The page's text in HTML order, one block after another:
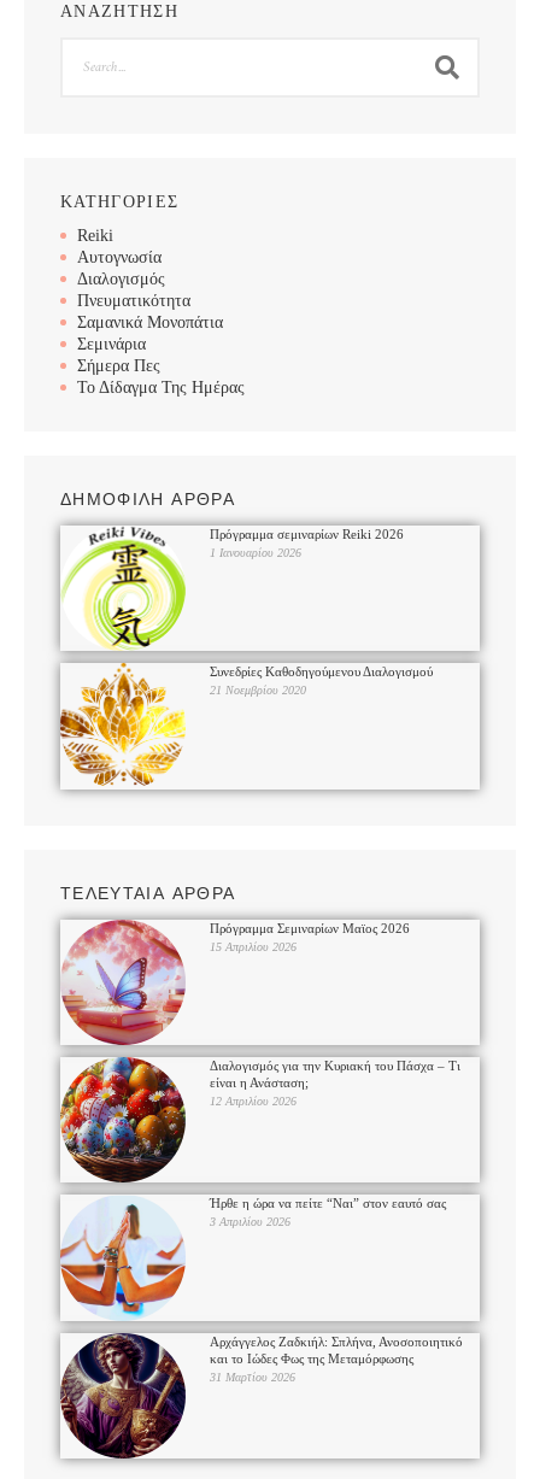
ΑΝΑΖΗΤΗΣΗ
ΚΑΤΗΓΟΡΙΕΣ
Reiki
Αυτογνωσία
Διαλογισμός
Πνευματικότητα
Σαμανικά Μονοπάτια
Σεμινάρια
Σήμερα Πες
Το Δίδαγμα Της Ημέρας
ΔΗΜΟΦΙΛΗ ΑΡΘΡΑ
Πρόγραμμα σεμιναρίων Reiki 2026
1 Ιανουαρίου 2026
Συνεδρίες Καθοδηγούμενου Διαλογισμού
21 Νοεμβρίου 2020
ΤΕΛΕΥΤΑΙΑ ΑΡΘΡΑ
Πρόγραμμα Σεμιναρίων Μαϊος 2026
15 Απριλίου 2026
Διαλογισμός για την Κυριακή του Πάσχα – Τι
είναι η Ανάσταση;
12 Απριλίου 2026
Ήρθε η ώρα να πείτε “Ναι” στον εαυτό σας
3 Απριλίου 2026
Αρχάγγελος Ζαδκιήλ: Σπλήνα, Ανοσοποιητικό
και το Ιώδες Φως της Μεταμόρφωσης
31 Μαρτίου 2026